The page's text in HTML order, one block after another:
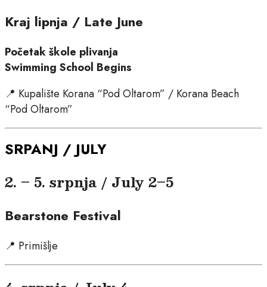
Kraj lipnja / Late June
Početak škole plivanja
Swimming School Begins
📍 Kupalište Korana “Pod Oltarom” / Korana Beach
“Pod Oltarom”
SRPANJ / JULY
2. – 5. srpnja / July 2–5
Bearstone Festival
📍 Primišlje